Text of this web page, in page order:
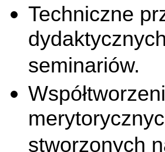
Techniczne
seminariów.
stworzonych